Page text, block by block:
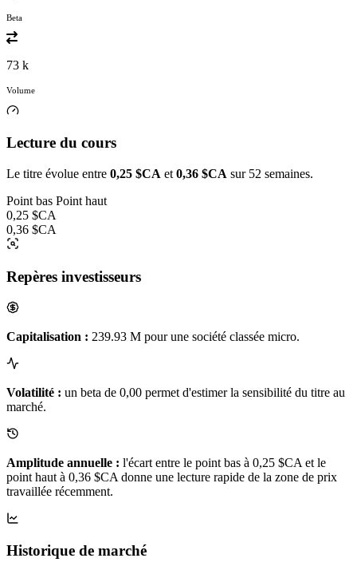
Beta
73 k
Volume
Lecture du cours
Le titre évolue entre 0,25 $CA et 0,36 $CA sur 52 semaines.
Point bas Point haut
0,25 $CA
0,36 $CA
Repères investisseurs
Capitalisation : 239.93 M pour une société classée micro.
Volatilité : un beta de 0,00 permet d'estimer la sensibilité du titre au
marché.
Amplitude annuelle : l'écart entre le point bas à 0,25 $CA et le
point haut à 0,36 $CA donne une lecture rapide de la zone de prix
travaillée récemment.
Historique de marché